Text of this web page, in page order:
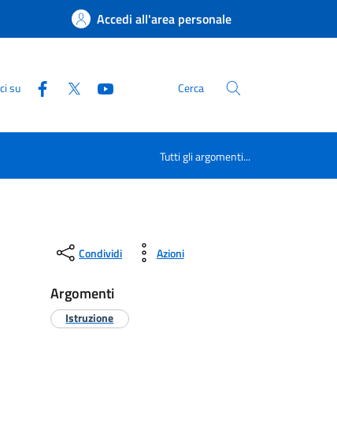
Accedi all'area personale
su Cerca
Tutti gli argomenti...
Condividi Azioni
Argomenti
Istruzione